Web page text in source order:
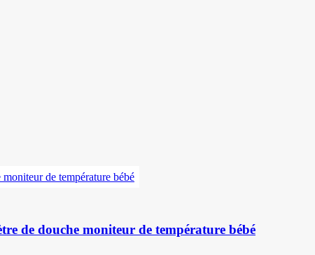
de douche moniteur de température bébé